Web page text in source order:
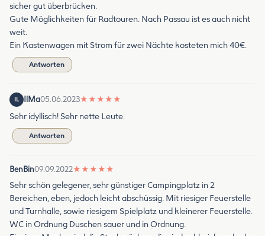
sicher gut überbrücken.
Gute Möglichkeiten für Radtouren. Nach Passau ist es auch nicht
weit.
Ein Kastenwagen mit Strom für zwei Nächte kosteten mich 40€.
Antworten
IL IlMa05.06.2023★ ★ ★ ★ ★
Sehr idyllisch! Sehr nette Leute.
Antworten
BenBin09.09.2022★ ★ ★ ★ ★
Sehr schön gelegener, sehr günstiger Campingplatz in 2
Bereichen, eben, jedoch leicht abschüssig. Mit riesiger Feuerstelle
und Turnhalle, sowie riesigem Spielplatz und kleinerer Feuerstelle.
WC in Ordnung Duschen sauer und in Ordnung.